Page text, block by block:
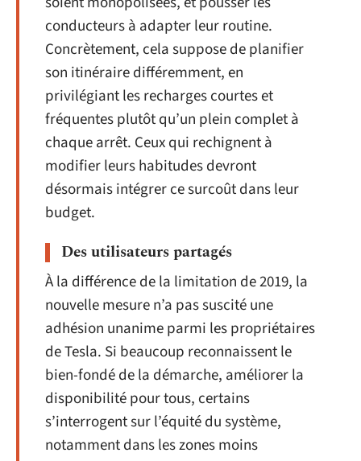
conducteurs à adapter leur routine.
Concrètement, cela suppose de planifier
son itinéraire différemment, en
privilégiant les recharges courtes et
fréquentes plutôt qu’un plein complet à
chaque arrêt. Ceux qui rechignent à
modifier leurs habitudes devront
désormais intégrer ce surcoût dans leur
budget.
Des utilisateurs partagés
À la différence de la limitation de 2019, la
nouvelle mesure n’a pas suscité une
adhésion unanime parmi les propriétaires
de Tesla. Si beaucoup reconnaissent le
bien-fondé de la démarche, améliorer la
disponibilité pour tous, certains
s’interrogent sur l’équité du système,
notamment dans les zones moins